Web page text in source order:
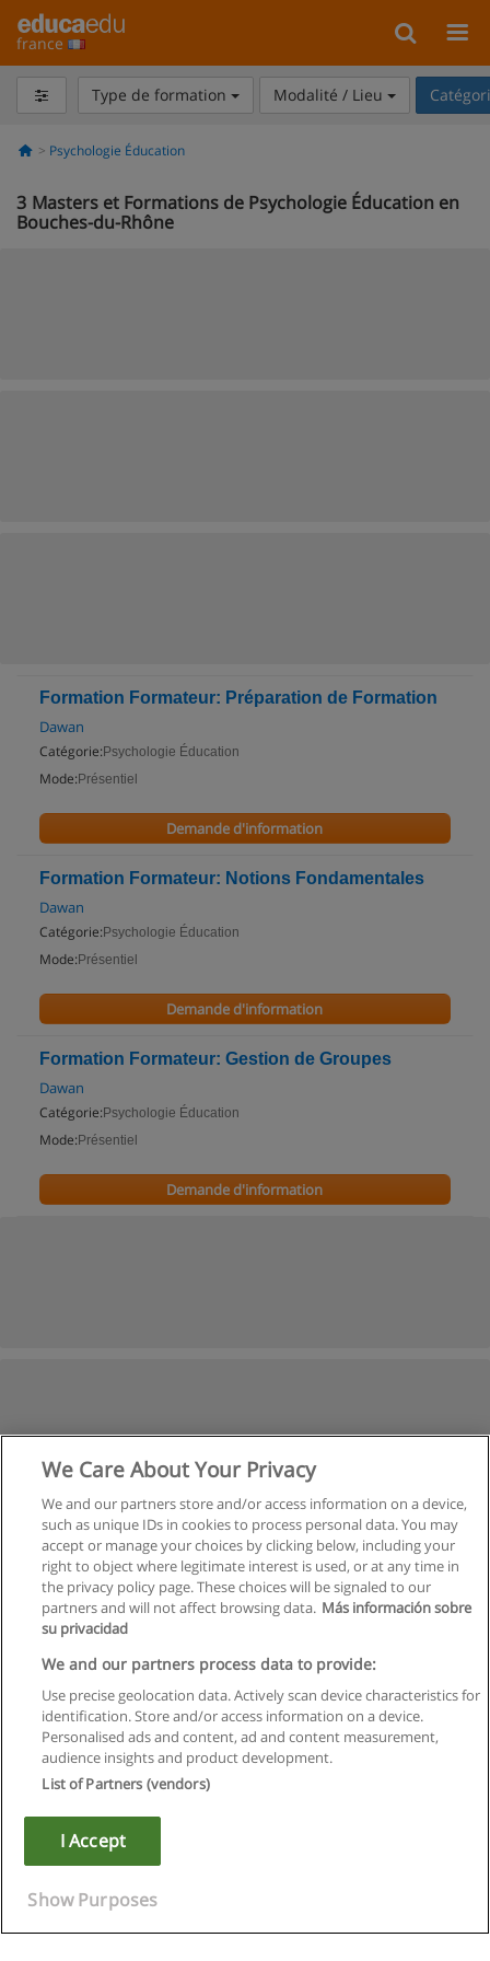
france
Type de formation Modalité / Lieu
Psychologie Éducation
3 Masters et Formations de Psychologie Éducation en
Bouches-du-Rhône
Formation Formateur: Préparation de Formation
Dawan
Catégorie: Psychologie Éducation
Mode: Présentiel
Demande d'information
Formation Formateur: Notions Fondamentales
Dawan
Catégorie: Psychologie Éducation
Mode: Présentiel
Demande d'information
Formation Formateur: Gestion de Groupes
Dawan
Catégorie: Psychologie Éducation
Mode: Présentiel
Demande d'information
Règles d'utilisation
Confidentialité des données
Copyright © Educaedu Business S.L. - CIF : B-95610580: -
We Care About Your Privacy
We and our partners store and/or access information on a device,
such as unique IDs in cookies to process personal data. You may
accept or manage your choices by clicking below, including your
right to object where legitimate interest is used, or at any time in
the privacy policy page. These choices will be signaled to our
partners and will not affect browsing data. Más información sobre
su privacidad
We and our partners process data to provide:
Use precise geolocation data. Actively scan device characteristics for
identification. Store and/or access information on a device.
Personalised ads and content, ad and content measurement,
audience insights and product development.
List of Partners (vendors)
I Accept
Show Purposes